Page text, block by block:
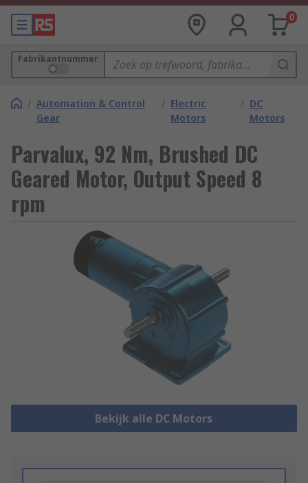
0
Fabrikantnummer
/ Automation & Control
Gear
/ Electric
Motors
/ DC
Motors
Parvalux, 92 Nm, Brushed DC
Geared Motor, Output Speed 8
rpm
Bekijk alle DC Motors